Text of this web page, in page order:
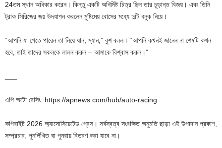
24তম স্থান অধিকার করেন। কিন্তু একটি অনির্দিষ্ট চিত্র ছিল তার চূড়ান্ত বিজয়। এবং তিনি
ট্রাক সিরিজের জয় উদযাপন করলেন মুষ্টিমেয় বোসের মধ্যে দুটি ধনুক নিয়ে।
“আপনি যা পেতে পারেন তা নিয়ে যান, ম্যান,” বুশ বলল। “আপনি কখনই জানেন না শেষটি কখন
হবে, তাই তাদের সকলকে লালন করুন – আমাকে বিশ্বাস করুন।”
এপি অটো রেসিং: https://apnews.com/hub/auto-racing
কপিরাইট 2026 অ্যাসোসিয়েটেড প্রেস। সর্বস্বত্ব সংরক্ষিত অনুমতি ছাড়া এই উপাদান প্রকাশ,
সম্প্রচার, পুনর্লিখিত বা পুনরায় বিতরণ করা যাবে না।